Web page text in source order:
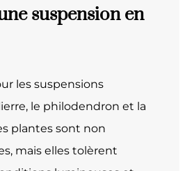
suspension en
les suspensions
le philodendron et la
plantes sont non
mais elles tolèrent